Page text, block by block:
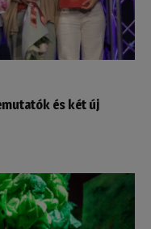
és két új